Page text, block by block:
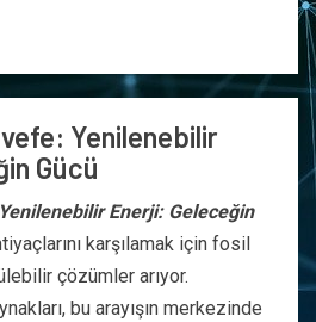
Yenilenebilir
Gücü
Enerji: Geleceğin
karşılamak için fosil
çözümler arıyor.
bu arayışın merkezinde